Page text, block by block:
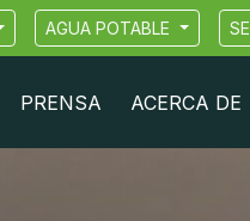
AGUA POTABLE
PRENSA ACERCA DE